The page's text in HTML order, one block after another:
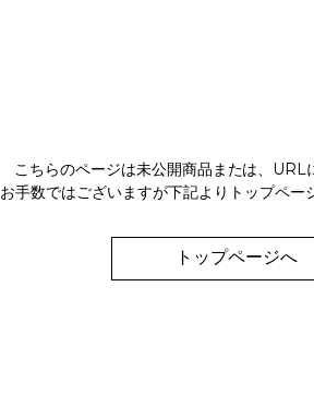
こちらのページは未公開商品または、URL
お手数ではございますが下記よりトップペー
トップページへ